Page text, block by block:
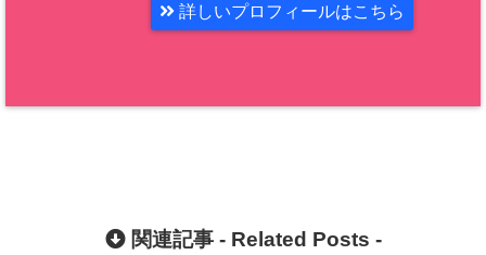
詳しいプロフィールはこちら
関連記事 - Related Posts -